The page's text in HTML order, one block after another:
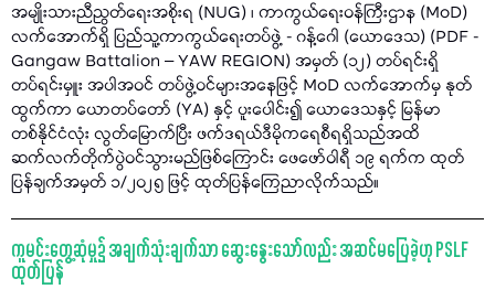
အမျိုးသားညီညွတ်ရေးအစိုးရ (NUG) ၊ ကာကွယ်ရေးဝန်ကြီးဌာန (MoD)
လက်အောက်ရှိ ပြည်သူ့ကာကွယ်ရေးတပ်ဖွဲ့ - ဂန့်ဂေါ (ယောဒေသ) (PDF -
Gangaw Battalion – YAW REGION) အမှတ် (၁၂) တပ်ရင်းရှိ
တပ်ရင်းမှူး အပါအဝင် တပ်ဖွဲ့ဝင်များအနေဖြင့် MoD လက်အောက်မှ နုတ်
ထွက်ကာ ယောတပ်တော် (YA) နှင့် ပူးပေါင်း၍ ယောဒေသနှင့် မြန်မာ
တစ်နိုင်ငံလုံး လွတ်မြောက်ပြီး ဖက်ဒရယ်ဒီမိုကရေစီရရှိသည်အထိ
ဆက်လက်တိုက်ပွဲဝင်သွားမည်ဖြစ်ကြောင်း ဖေဖော်ဝါရီ ၁၉ ရက်က ထုတ်
ပြန်ချက်အမှတ် ၁/၂၀၂၅ ဖြင့် ထုတ်ပြန်ကြေညာလိုက်သည်။
ကူမင်းတွေ့ဆုံမှု၌ အချက်သုံးချက်သာ ဆွေးနွေးသော်လည်း အဆင်မပြေခဲ့ဟု PSLF
ထုတ်ပြန်